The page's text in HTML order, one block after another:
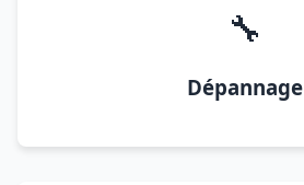
🔧
Dépannage